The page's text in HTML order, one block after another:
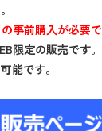
事前購入が必要で
限定の販売です
能です。